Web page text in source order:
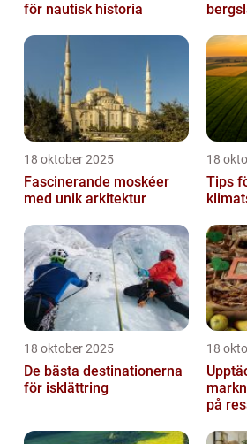
för nautisk historia
18 oktober 2025
Fascinerande moskéer
med unik arkitektur
18
Tips
18 oktober 2025
De bästa destinationerna
för isklättring
18
på